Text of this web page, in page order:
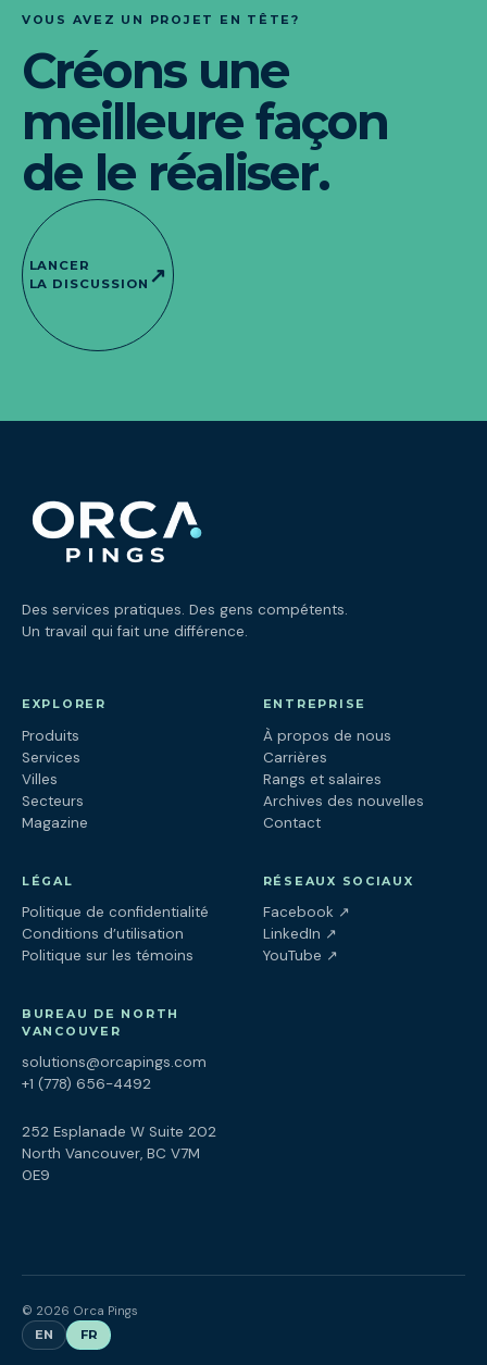
VOUS AVEZ UN PROJET EN TÊTE?
Créons une
meilleure façon
de le réaliser.
LANCER
LA DISCUSSION ↗
Des services pratiques. Des gens compétents.
Un travail qui fait une différence.
EXPLORER
Produits
Services
Villes
Secteurs
Magazine
ENTREPRISE
À propos de nous
Carrières
Rangs et salaires
Archives des nouvelles
Contact
LÉGAL
Politique de confidentialité
Conditions d’utilisation
Politique sur les témoins
RÉSEAUX SOCIAUX
Facebook ↗(ouvre dans un
LinkedIn ↗(ouvre dans un
YouTube ↗(ouvre dans un
BUREAU DE NORTH
VANCOUVER
solutions@orcapings.com
+1 (778) 656-4492
252 Esplanade W Suite 202
North Vancouver, BC V7M
0E9
© 2026 Orca Pings
EN FR